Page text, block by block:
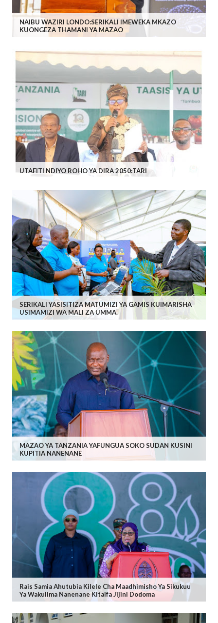
NAIBU WAZIRI LONDO:SERIKALI IMEWEKA MKAZO
KUONGEZA THAMANI YA MAZAO
UTAFITI NDIYO ROHO YA DIRA 2050:TARI
SERIKALI YASISITIZA MATUMIZI YA GAMIS KUIMARISHA
USIMAMIZI WA MALI ZA UMMA.
MAZAO YA TANZANIA YAFUNGUA SOKO SUDAN KUSINI
KUPITIA NANENANE
Rais Samia Ahutubia Kilele Cha Maadhimisho Ya Sikukuu
Ya Wakulima Nanenane Kitaifa Jijini Dodoma